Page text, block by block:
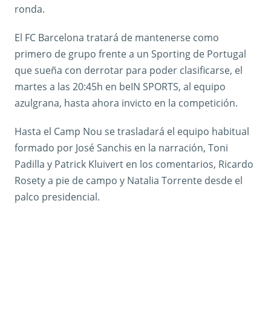
ronda.
El FC Barcelona tratará de mantenerse como
primero de grupo frente a un Sporting de Portugal
que sueña con derrotar para poder clasificarse, el
martes a las 20:45h en beIN SPORTS, al equipo
azulgrana, hasta ahora invicto en la competición.
Hasta el Camp Nou se trasladará el equipo habitual
formado por José Sanchis en la narración, Toni
Padilla y Patrick Kluivert en los comentarios, Ricardo
Rosety a pie de campo y Natalia Torrente desde el
palco presidencial.